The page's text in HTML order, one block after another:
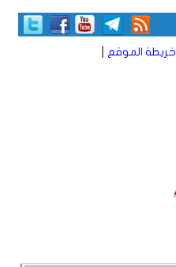
خريطة الموقع